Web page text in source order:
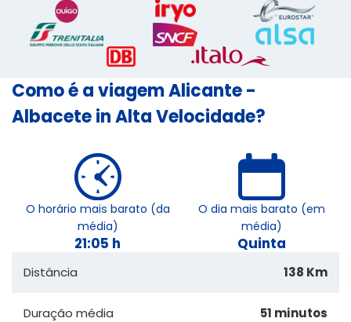
Como é a viagem Alicante -
Albacete in Alta Velocidade?
O horário mais barato (da
média)
21:05 h
O dia mais barato (em
média)
Quinta
Distância 138 Km
Duração média 51 minutos